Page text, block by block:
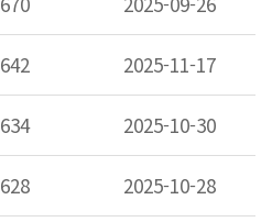
642 2025-11-17
634 2025-10-30
628 2025-10-28